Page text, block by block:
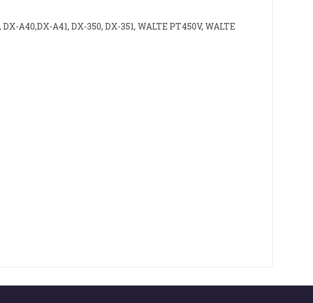
A41, DX-350, DX-351, WALTE РТ450V, WALTE